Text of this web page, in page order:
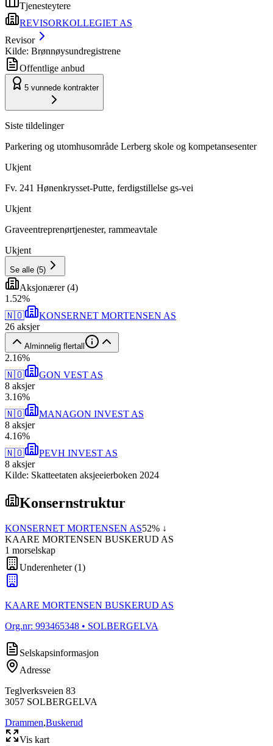
Tjenesteytere
REVISORKOLLEGIET AS
Revisor
Kilde: Brønnøysundregistrene
Offentlige anbud
5 vunnede kontrakter
Siste tildelinger
Parkering og utomhusområde Lerberg skole og kompetansesenter
Ukjent
Fv. 241 Hønenkrysset-Putte, ferdigstillelse gs-vei
Ukjent
Graveentreprenørtjenester, rammeavtale
Ukjent
Se alle (5)
Aksjonærer(4)
1 .52%
🇳🇴
KONSERNET MORTENSEN AS
26 aksjer
Alminnelig flertall
2.16%
🇳🇴
GON VEST AS
8 aksjer
3.16%
🇳🇴
MANAGON INVEST AS
8 aksjer
4.16%
🇳🇴
PEVH INVEST AS
8 aksjer
Kilde: Skatteetaten aksjeeierboken 2024
Konsernstruktur
KONSERNET MORTENSEN AS52% ↓
KAARE MORTENSEN BUSKERUD AS
1 morselskap
Underenheter(1)
KAARE MORTENSEN BUSKERUD AS
Org.nr: 993465348 • SOLBERGELVA
Selskapsinformasjon
Adresse
Teglverksveien 83
3057 SOLBERGELVA
Drammen,Buskerud
Vis kart